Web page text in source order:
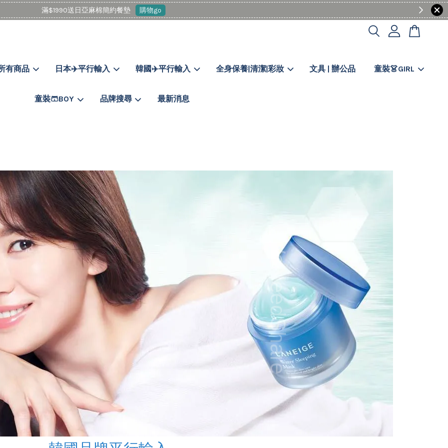
滿$1990送日亞麻棉簡約餐墊 購物go
有商品 日本✈️平行輸入 韓國✈️平行輸入 全身保養|清潔|彩妝 文具 | 辦公品 童裝👗GIRL
童裝🩳BOY 品牌搜尋 最新消息